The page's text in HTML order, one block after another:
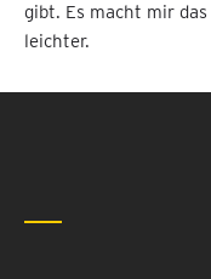
gibt. Es macht mir
leichter.